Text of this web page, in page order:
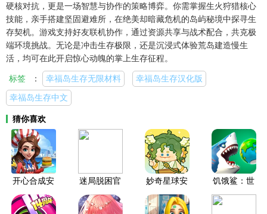
硬核对抗，更是一场智慧与协作的策略博弈。你需掌握生火狩猎核心
技能，亲手搭建坚固避难所，在绝美却暗藏危机的岛屿秘境中探寻生
存契机。游戏支持好友联机协作，通过资源共享与战术配合，共克极
端环境挑战。无论是冲击生存极限，还是沉浸式体验荒岛建造慢生
活，均可在此开启惊心动魄的掌上生存征程。
标签 ： 幸福岛生存无限材料
幸福岛生存汉化版
幸福岛生存中文
猜你喜欢
开心合成安
卓版
迷局脱困官
方版
妙奇星球安
卓版
饥饿鲨：世
界官方版